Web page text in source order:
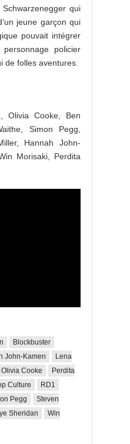
qui
jeune garçon qui
pouvait intégrer
policier
de folles aventures.
Olivia Cooke, Ben
Simon Pegg,
Hannah John-
Morisaki, Perdita
Blockbuster
John-Kamen
Lena
Olivia Cooke
Perdita
Culture
RD1
Pegg
Steven
Sheridan
Win